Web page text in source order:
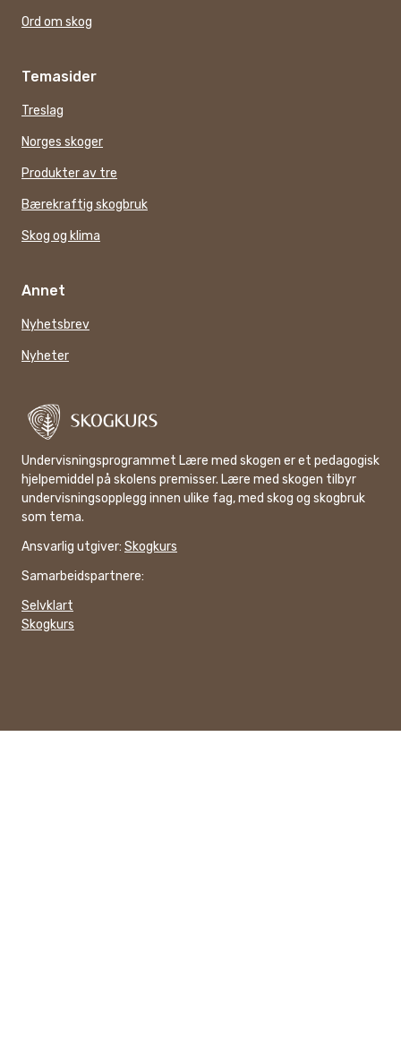
Ord om skog
Temasider
Treslag
Norges skoger
Produkter av tre
Bærekraftig skogbruk
Skog og klima
Annet
Nyhetsbrev
Nyheter
Undervisningsprogrammet Lære med skogen er et pedagogisk
hjelpemiddel på skolens premisser. Lære med skogen tilbyr
undervisningsopplegg innen ulike fag, med skog og skogbruk
som tema.
Ansvarlig utgiver: Skogkurs
Samarbeidspartnere:
Selvklart
Skogkurs